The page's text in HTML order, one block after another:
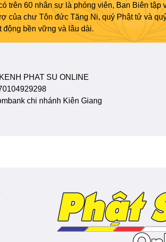
trên 60 nhân sự là phóng viên, Ban Biên tập
của chư Tôn đức Tăng Ni, quý Phật tử và
động bền vững và lâu dài.
KENH PHAT SU ONLINE
chi nhánh Kiên Giang